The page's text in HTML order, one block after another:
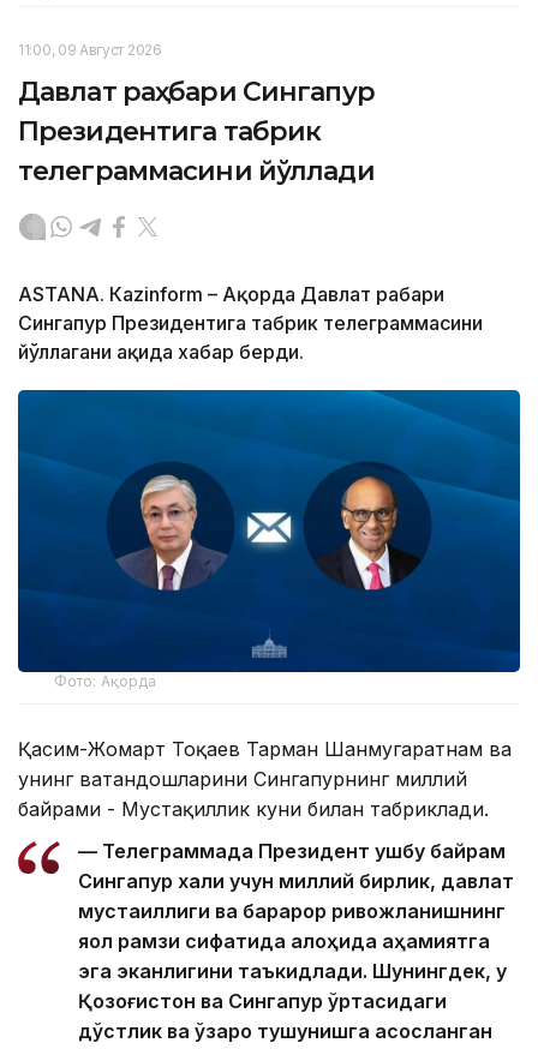
11:00, 09 Август 2026
Давлат раҳбари Сингапур
Президентига табрик
телеграммасини йўллади
ASTANА. Кazinform – Ақорда Давлат раҳбари
Сингапур Президентига табрик телеграммасини
йўллагани ҳақида хабар берди.
Фото: Ақорда
Қасим-Жомарт Тоқаев Тарман Шанмугаратнам ва
унинг ватандошларини Сингапурнинг миллий
байрами - Мустақиллик куни билан табриклади.
— Телеграммада Президент ушбу байрам
Сингапур халқи учун миллий бирлик, давлат
мустақиллиги ва барқарор ривожланишнинг
яққол рамзи сифатида алоҳида аҳамиятга
эга эканлигини таъкидлади. Шунингдек, у
Қозоғистон ва Сингапур ўртасидаги
дўстлик ва ўзаро тушунишга асосланган